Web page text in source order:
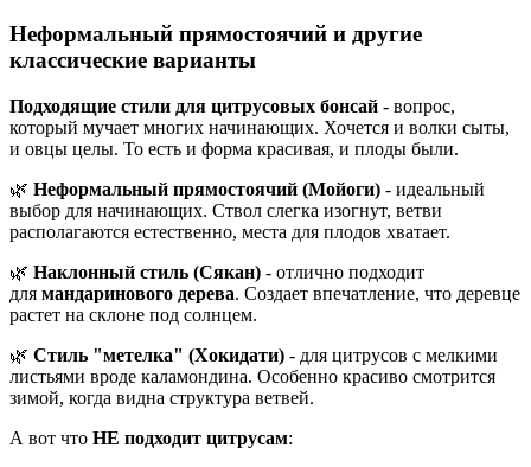
Неформальный прямостоячий и другие
классические варианты
Подходящие стили для цитрусовых бонсай - вопрос,
который мучает многих начинающих. Хочется и волки сыты,
и овцы целы. То есть и форма красивая, и плоды были.
🌿 Неформальный прямостоячий (Мойоги) - идеальный
выбор для начинающих. Ствол слегка изогнут, ветви
располагаются естественно, места для плодов хватает.
🌿 Наклонный стиль (Сякан) - отлично подходит
для мандаринового дерева. Создает впечатление, что деревце
растет на склоне под солнцем.
🌿 Стиль "метелка" (Хокидати) - для цитрусов с мелкими
листьями вроде каламондина. Особенно красиво смотрится
зимой, когда видна структура ветвей.
А вот что НЕ подходит цитрусам: